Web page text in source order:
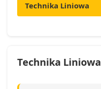
Technika Liniowa
Technika Liniowa